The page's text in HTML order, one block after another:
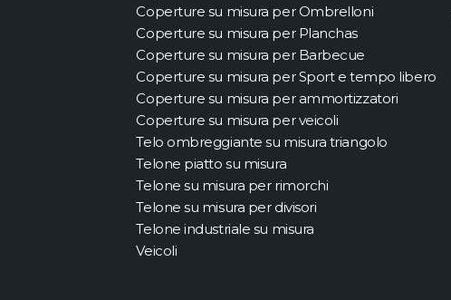
Coperture su misura per Ombrelloni
Coperture su misura per Planchas
Coperture su misura per Barbecue
Coperture su misura per Sport e tempo libero
Coperture su misura per ammortizzatori
Coperture su misura per veicoli
Telo ombreggiante su misura triangolo
Telone piatto su misura
Telone su misura per rimorchi
Telone su misura per divisori
Telone industriale su misura
Veicoli